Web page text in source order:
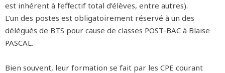
est inhérent à l’effectif total d’élèves, entre autres).
L’un des postes est obligatoirement réservé à un des
délégués de BTS pour cause de classes POST-BAC à Blaise
PASCAL.
Bien souvent, leur formation se fait par les CPE courant